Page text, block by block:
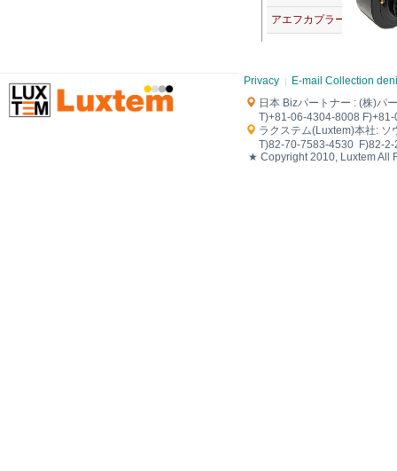
アエフカプラー
日本 Bizパートナー : (株)パ
T)+81-06-4304-8008 F)+81-
ラクステム(Luxtem)本社:
T)82-70-7583-4530 F)82-2-
★ Copyright 2010, Luxtem All
Privacy E-mail Collection